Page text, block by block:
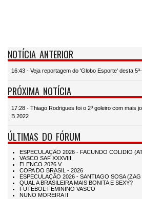
NOTÍCIA ANTERIOR
16:43 - Veja reportagem do 'Globo Esporte' desta
PRÓXIMA NOTÍCIA
17:28 - Thiago Rodrigues foi o 2º goleiro com mais
B 2022
ÚLTIMAS DO FÓRUM